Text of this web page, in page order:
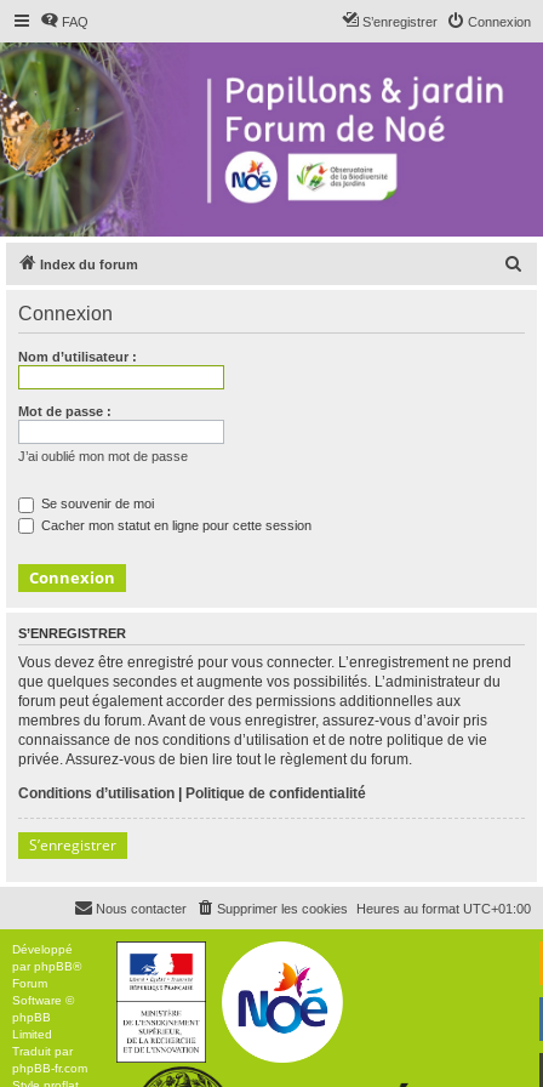
FAQ Connexion
S’enregistrer
Index du forum
Connexion
Nom d’utilisateur :
Mot de passe :
J’ai oublié mon mot de passe
Se souvenir de moi
Cacher mon statut en ligne pour cette session
S’ENREGISTRER
Vous devez être enregistré pour vous connecter. L’enregistrement ne prend
que quelques secondes et augmente vos possibilités. L’administrateur du
forum peut également accorder des permissions additionnelles aux
membres du forum. Avant de vous enregistrer, assurez-vous d’avoir pris
connaissance de nos conditions d’utilisation et de notre politique de vie
privée. Assurez-vous de bien lire tout le règlement du forum.
Conditions d’utilisation | Politique de confidentialité
S’enregistrer
Heures au format UTC+01:00
Supprimer les cookies
Nous contacter
Développé
parphpBB®
Forum
Software ©
phpBB
Limited
Traduit par
phpBB-fr.com